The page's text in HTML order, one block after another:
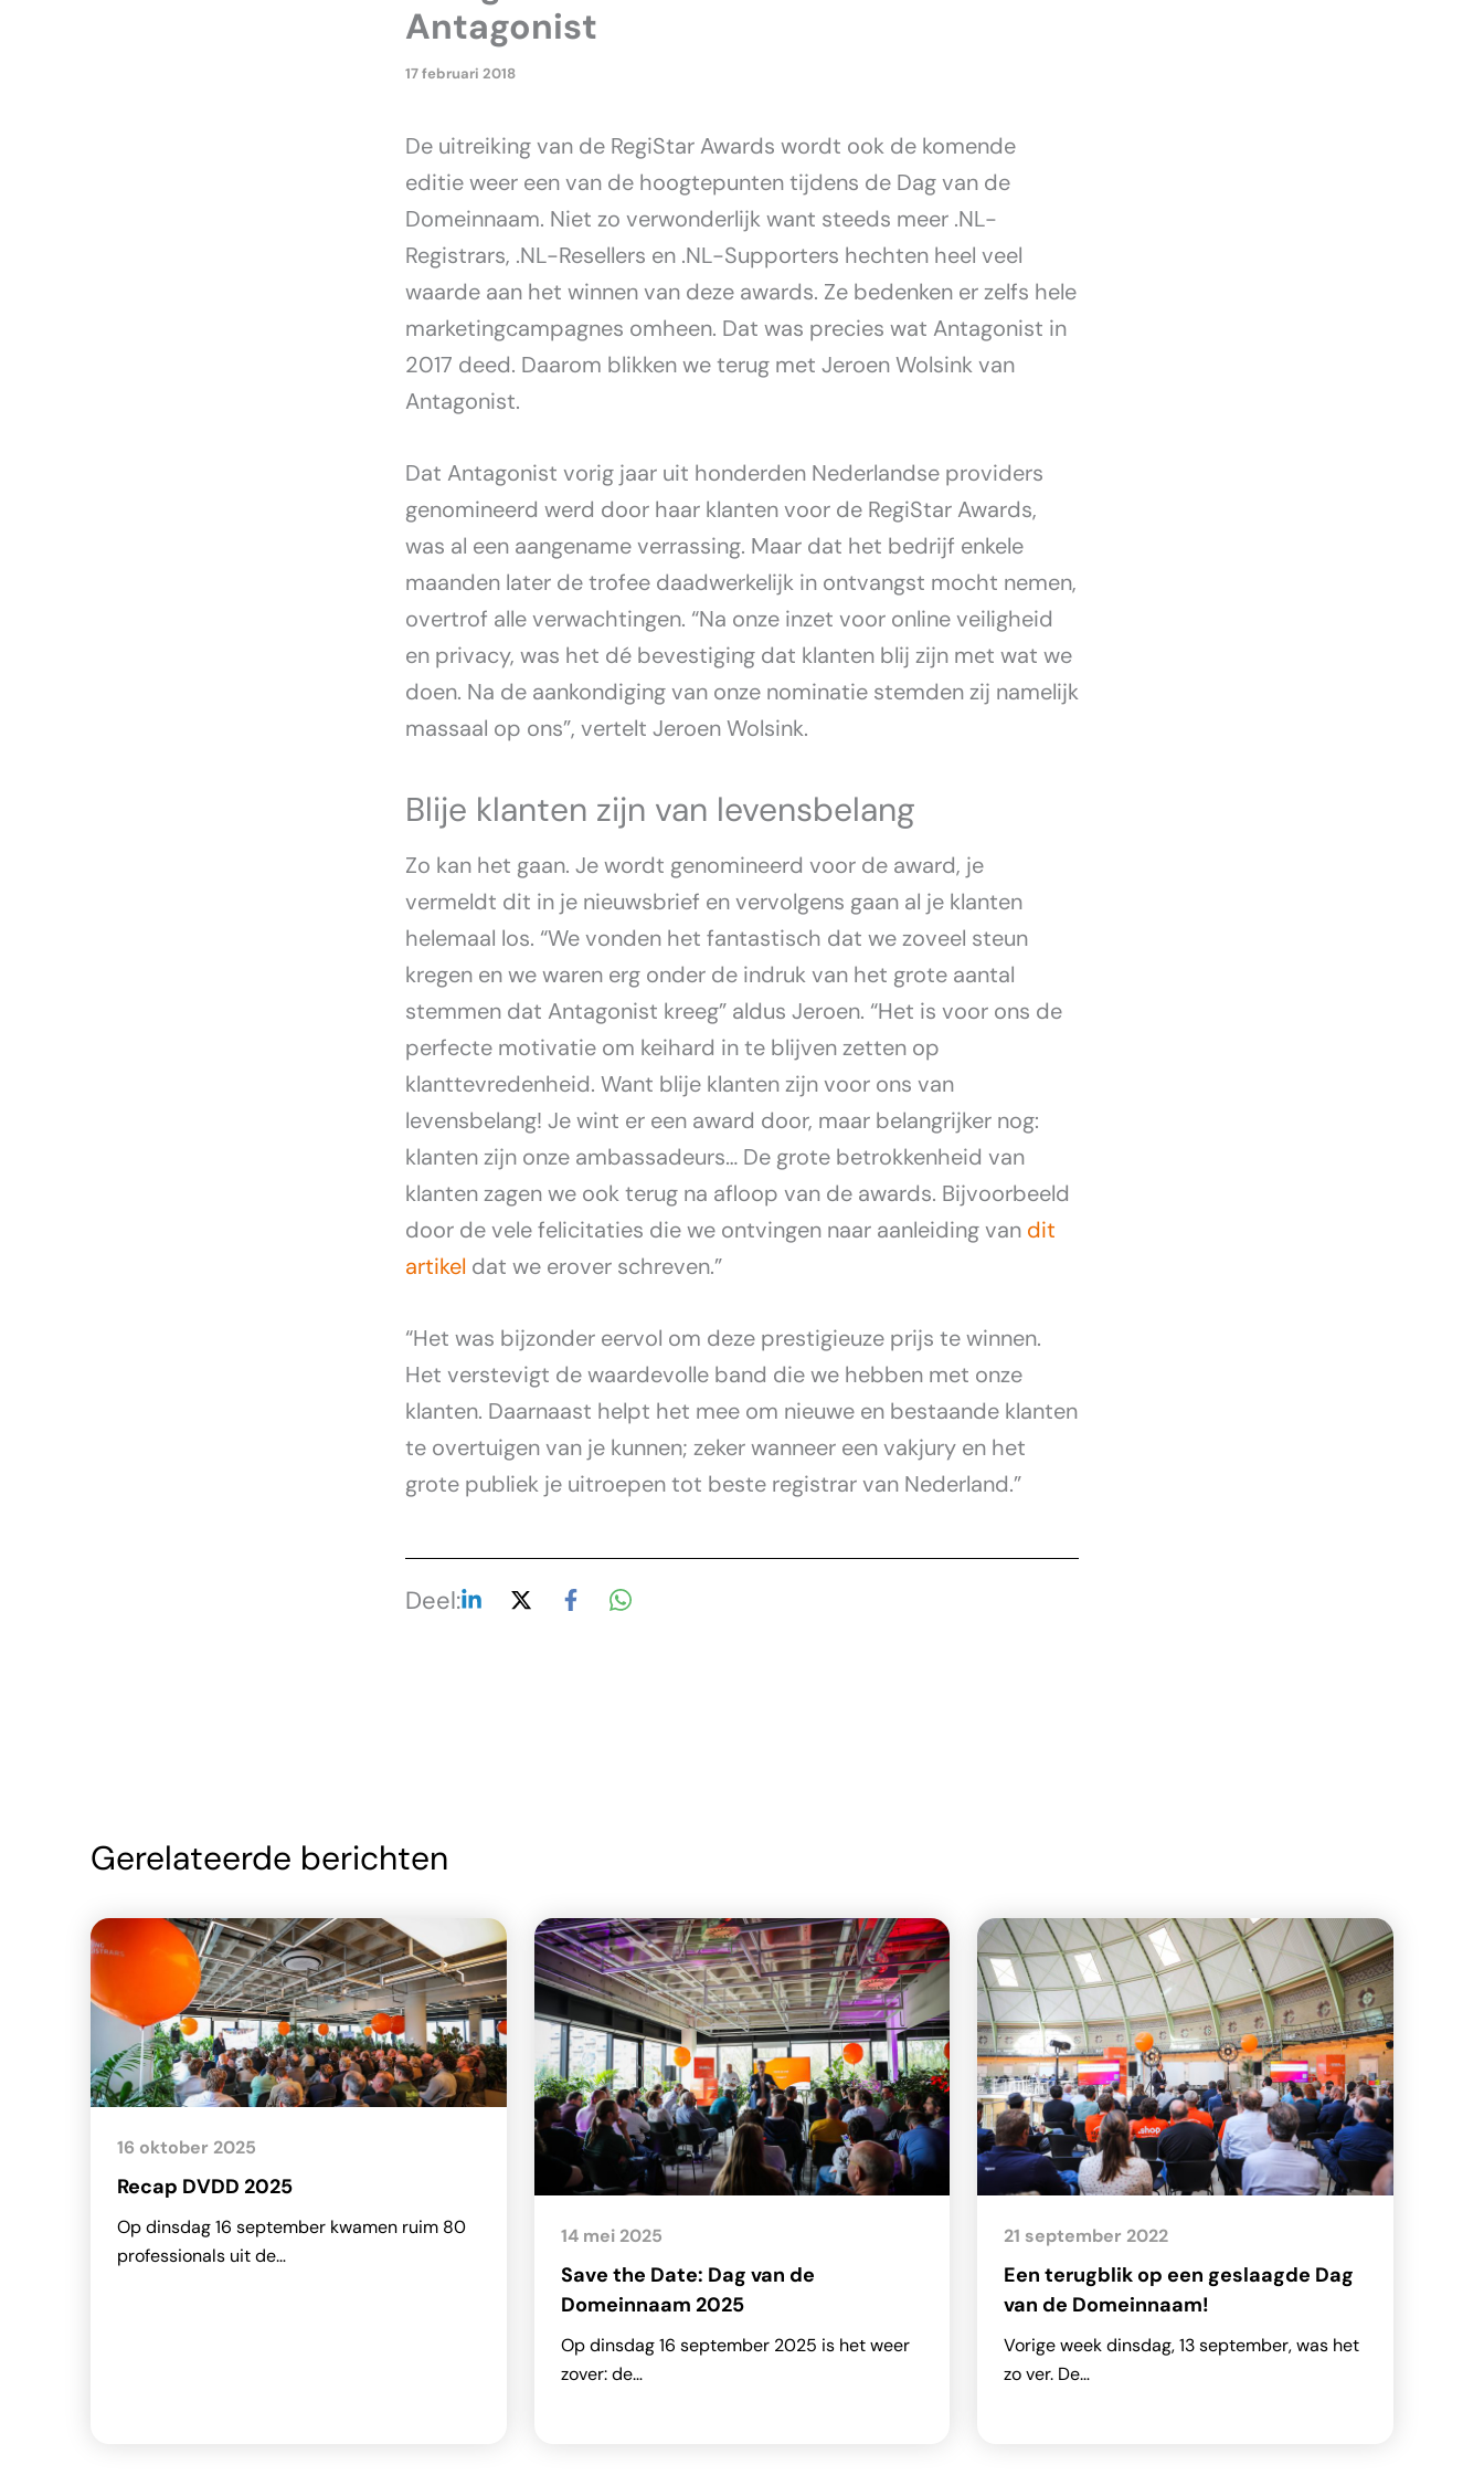
Antagonist
17 februari 2018
De uitreiking van de RegiStar Awards wordt ook de komende
editie weer een van de hoogtepunten tijdens de Dag van de
Domeinnaam. Niet zo verwonderlijk want steeds meer .NL-
Registrars, .NL-Resellers en .NL-Supporters hechten heel veel
waarde aan het winnen van deze awards. Ze bedenken er zelfs hele
marketingcampagnes omheen. Dat was precies wat Antagonist in
2017 deed. Daarom blikken we terug met Jeroen Wolsink van
Antagonist.
Dat Antagonist vorig jaar uit honderden Nederlandse providers
genomineerd werd door haar klanten voor de RegiStar Awards,
was al een aangename verrassing. Maar dat het bedrijf enkele
maanden later de trofee daadwerkelijk in ontvangst mocht nemen,
overtrof alle verwachtingen. “Na onze inzet voor online veiligheid
en privacy, was het dé bevestiging dat klanten blij zijn met wat we
doen. Na de aankondiging van onze nominatie stemden zij namelijk
massaal op ons”, vertelt Jeroen Wolsink.
Blije klanten zijn van levensbelang
Zo kan het gaan. Je wordt genomineerd voor de award, je
vermeldt dit in je nieuwsbrief en vervolgens gaan al je klanten
helemaal los. “We vonden het fantastisch dat we zoveel steun
kregen en we waren erg onder de indruk van het grote aantal
stemmen dat Antagonist kreeg” aldus Jeroen. “Het is voor ons de
perfecte motivatie om keihard in te blijven zetten op
klanttevredenheid. Want blije klanten zijn voor ons van
levensbelang! Je wint er een award door, maar belangrijker nog:
klanten zijn onze ambassadeurs… De grote betrokkenheid van
klanten zagen we ook terug na afloop van de awards. Bijvoorbeeld
door de vele felicitaties die we ontvingen naar aanleiding van dit
artikel dat we erover schreven.”
“Het was bijzonder eervol om deze prestigieuze prijs te winnen.
Het verstevigt de waardevolle band die we hebben met onze
klanten. Daarnaast helpt het mee om nieuwe en bestaande klanten
te overtuigen van je kunnen; zeker wanneer een vakjury en het
grote publiek je uitroepen tot beste registrar van Nederland.”
Deel:
Gerelateerde berichten
Recap DVDD 2025
16 oktober 2025
Op dinsdag 16 september kwamen ruim 80
professionals uit de…
Save the Date: Dag van de
Domeinnaam 2025
14 mei 2025
Op dinsdag 16 september 2025 is het weer
zover: de…
Een terugblik op een geslaagde Dag
van de Domeinnaam!
21 september 2022
Vorige week dinsdag, 13 september, was het
zo ver. De…